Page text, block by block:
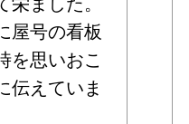
屋号の看板
を思いおこ
伝えていま